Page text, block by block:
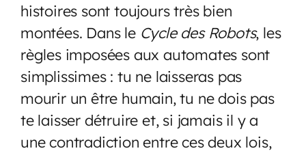
histoires sont toujours très bien
montées. Dans le Cycle des Robots, les
règles imposées aux automates sont
simplissimes : tu ne laisseras pas
mourir un être humain, tu ne dois pas
te laisser détruire et, si jamais il y a
une contradiction entre ces deux lois,